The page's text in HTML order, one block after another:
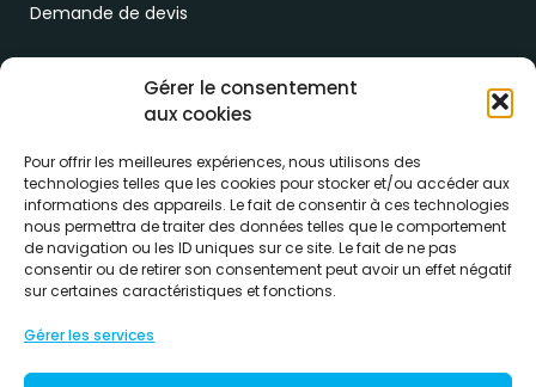
Gérer le consentement
aux cookies
Pour offrir les meilleures expériences, nous utilisons des
technologies telles que les cookies pour stocker et/ou accéder aux
informations des appareils. Le fait de consentir à ces technologies
nous permettra de traiter des données telles que le comportement
de navigation ou les ID uniques sur ce site. Le fait de ne pas
consentir ou de retirer son consentement peut avoir un effet négatif
sur certaines caractéristiques et fonctions.
Gérer les services
Demande de devis
Paiement & RDV
Lien de paiement
RDV drive location
Conditions générales de ventes